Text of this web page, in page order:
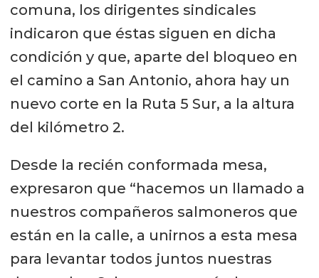
comuna, los dirigentes sindicales
indicaron que éstas siguen en dicha
condición y que, aparte del bloqueo en
el camino a San Antonio, ahora hay un
nuevo corte en la Ruta 5 Sur, a la altura
del kilómetro 2.
Desde la recién conformada mesa,
expresaron que “hacemos un llamado a
nuestros compañeros salmoneros que
están en la calle, a unirnos a esta mesa
para levantar todos juntos nuestras